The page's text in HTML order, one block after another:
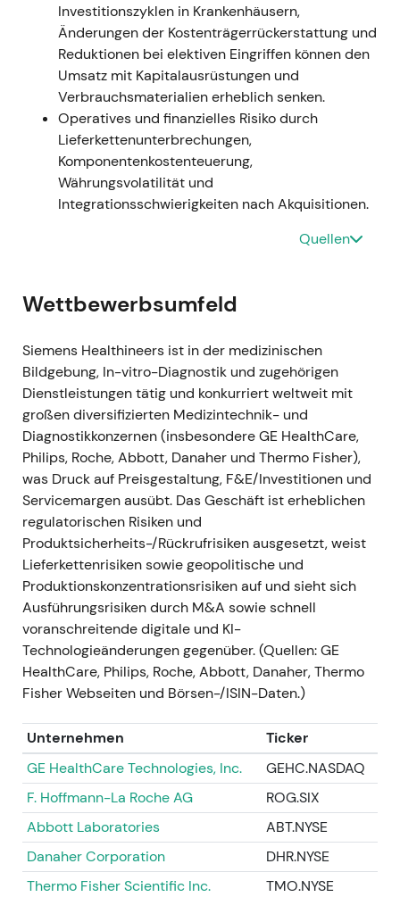
Ende 2021 (Abschluss GJ2021)
Ereignis:Der Jahresabschluss und
Geschäftsbericht GJ2021 dokumentierten die
Varian-Integration, die zugehörige
Kaufpreisallokation und -amortisierung sowie
eine Kapitalerhöhung, die teilweise zur
Finanzierung der Übernahme genutzt wurde;
die Berichtsstruktur wurde auf vier Segmente
umgestellt (Bildgebung, Diagnostik, Varian,
Fortgeschrittene Therapien)[8],[4].
Längerfristig wurde die strategische
sowie Goodwill- und PPA-Auswirkungen
unter Beobachtung.
Technik:
Seitwärtsbewegung und
Konsolidierung, während der Markt den
strukturellen Wandel und die
buchhalterischen Einmaleffekte verdaute[8]
H1–H2 2022 (Sommer–Herbst 2022)
Ereignis:Das Wachstumsmomentum kühlte
sich ab, da die Schnelltest-Erlöse
zurückgingen und chinesische Lockdowns
sowie Lieferkettenprobleme die Volumina
belasteten; die Q3-2022-Ergebnisse fielen
schwächer aus, und das Management passte
einzelne Divisionsannahmen an, bestätigte
aber im Wesentlichen den Ausblick für
GJ2022[18].
Narrativ:Das Bild wandelte sich von
gemischteren Geschichte — die
Kernnachfrage im Medizintechnikbereich blieb
stabil, doch der COVID-Rückenwind ließ nach;
Anleger fokussierten sich zunehmend auf
organisches Wachstum, Margen und operative
Umsetzung.
Technik:Kursrückgang und Seitwärtsphase,
da der Umsatzeinbruch nach dem COVID-
Investitionszyklen in Krankenhäusern,
Änderungen der Kostenträgerrückerstattung und
Reduktionen bei elektiven Eingriffen können den
Umsatz mit Kapitalausrüstungen und
Verbrauchsmaterialien erheblich senken.
Operatives und finanzielles Risiko durch
Lieferkettenunterbrechungen,
Komponentenkostenteuerung,
Währungsvolatilität und
Integrationsschwierigkeiten nach Akquisitionen.
Quellen
Wettbewerbsumfeld
Siemens Healthineers ist in der medizinischen
Bildgebung, In-vitro-Diagnostik und zugehörigen
Dienstleistungen tätig und konkurriert weltweit mit
großen diversifizierten Medizintechnik- und
Diagnostikkonzernen (insbesondere GE HealthCare,
Philips, Roche, Abbott, Danaher und Thermo Fisher),
was Druck auf Preisgestaltung, F&E/Investitionen und
Servicemargen ausübt. Das Geschäft ist erheblichen
regulatorischen Risiken und
Produktsicherheits-/Rückrufrisiken ausgesetzt, weist
Lieferkettenrisiken sowie geopolitische und
Produktionskonzentrationsrisiken auf und sieht sich
Ausführungsrisiken durch M&A sowie schnell
voranschreitende digitale und KI-
Technologieänderungen gegenüber. (Quellen: GE
HealthCare, Philips, Roche, Abbott, Danaher, Thermo
Fisher Webseiten und Börsen-/ISIN-Daten.)
Unternehmen
Ticker
GE HealthCare Technologies, Inc.
GEHC.NASDAQ
F. Hoffmann-La Roche AG
ROG.SIX
Abbott Laboratories
ABT.NYSE
Danaher Corporation
DHR.NYSE
Thermo Fisher Scientific Inc.
TMO.NYSE